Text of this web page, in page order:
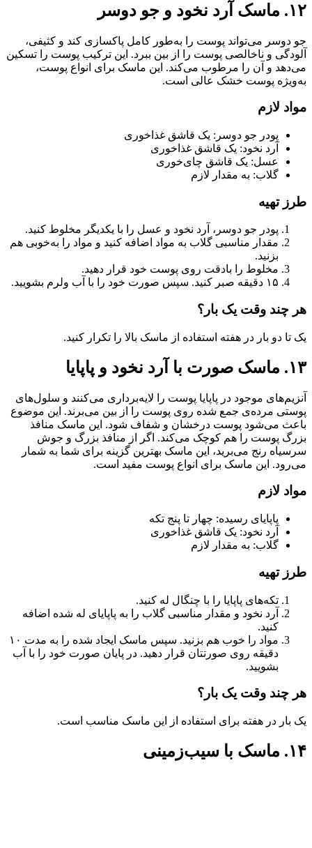
۱۲. ماسک آرد نخود و جو دوسر
جو دوسر می‌تواند پوست را به‌طور کامل پاکسازی کند و کثیفی،
آلودگی و ناخالصی پوست را از بین ببرد. این ترکیب پوست را تسکین
می‌دهد و آن را مرطوب می‌کند. این ماسک برای انواع پوست،
به‌ویژه پوست خشک عالی است.
مواد لازم
پودر جو دوسر: یک قاشق غذاخوری
آرد نخود: یک قاشق غذاخوری
عسل: یک قاشق چای‌خوری
گلاب: به مقدار لازم
طرز تهیه
پودر جو دوسر، آرد نخود و عسل را با یکدیگر مخلوط کنید.
مقدار مناسبی گلاب به مواد اضافه کنید و مواد را به‌خوبی هم
بزنید.
مخلوط را بادقت روی پوست خود قرار دهید.
۱۵ دقیقه صبر کنید. سپس صورت خود را با آب ولرم بشویید.
هر چند وقت یک بار؟
یک تا دو بار در هفته استفاده از ماسک بالا را تکرار کنید.
۱۳. ماسک صورت با آرد نخود و پاپایا
آنزیم‌های موجود در پاپایا پوست را لایه‌برداری می‌کنند و سلول‌های
پوستی مرده‌ی جمع شده روی پوست را از بین می‌برند. این موضوع
باعث می‌شود پوست درخشان و شفاف شود. این ماسک منافذ
بزرگ پوست را هم کوچک می‌کند. اگر از منافذ بزرگ و جوش
سرسیاه رنج می‌برید، این ماسک بهترین گزینه برای شما به شمار
می‌رود. این ماسک برای انواع پوست مفید است.
مواد لازم
پاپایای رسیده: چهار تا پنج تکه
آرد نخود: یک قاشق غذاخوری
گلاب: به مقدار لازم
طرز تهیه
تکه‌های پاپایا را با چنگال له کنید.
آرد نخود و مقدار مناسبی گلاب را به پاپایای له شده اضافه
کنید.
مواد را خوب هم بزنید. سپس ماسک ایجاد شده را به مدت ۱۰
دقیقه روی صورتتان قرار دهید. در پایان صورت خود را با آب
بشویید.
هر چند وقت یک بار؟
یک بار در هفته برای استفاده از این ماسک مناسب است.
۱۴. ماسک با سیب‌زمینی